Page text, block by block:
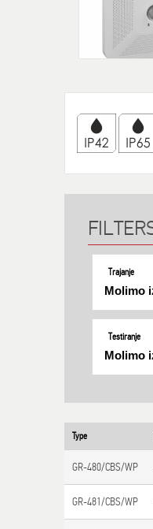
Trajanje
Testiranje
Type
GR-480/CBS/WP
GR-481/CBS/WP